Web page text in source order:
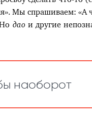
Мы спрашиваем: «А
даои другие
наоборот